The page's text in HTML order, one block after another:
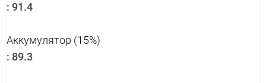
: 91.4
Аккумулятор (15%)
: 89.3